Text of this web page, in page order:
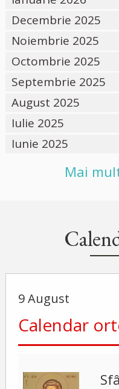
Decembrie 2025
Noiembrie 2025
Octombrie 2025
Septembrie 2025
August 2025
Iulie 2025
Iunie 2025
Mai
9 August
Calendar